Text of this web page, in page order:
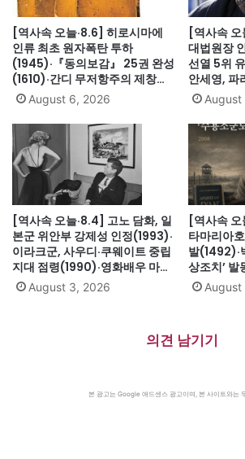
[역사속 오늘·8.6] 히로시마에
인류 최초 원자폭탄 투하
(1945)·『동의보감』 25권 완성
(1610)·간디 무저항주의 제창
(1931)·대전엑스포 개막(1993)·
자메이카, 영국에서 독립(1962)
August 6, 2026
[역사속
대법원장
선열 5위
안세영, 파
자단식 금
글라데시
(2024)·미
금지조약
라 체포, 27
(1962)
[역사속 오늘·8.4] 고노 담화, 일
본군 위안부 강제성 인정(1993)·
이라크군, 사우디·쿠웨이트 중립
지대 점령(1990)·영화배우 마릴
린 먼로 의문의 죽음(1962)
August 3, 2026
[역사속
타마리아
발(1492)·
상조치’
국인 메이
(2013)·
친 별세
의견 남기기
본 광고는 Google 애드센스 광고이며, 본 사이트와는